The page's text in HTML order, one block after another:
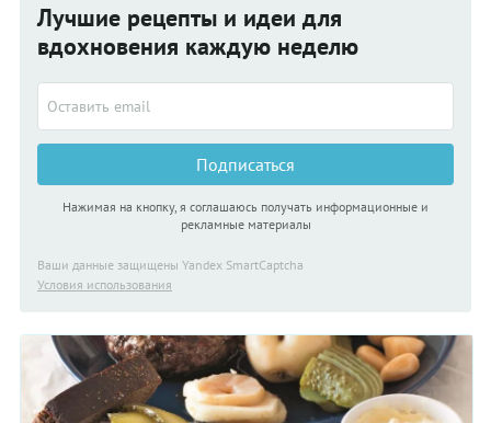
Лучшие рецепты и идеи для
вдохновения каждую неделю
Подписаться
Нажимая на кнопку, я соглашаюсь получать информационные и
рекламные материалы
Ваши данные защищены Yandex SmartCaptcha
Условия использования